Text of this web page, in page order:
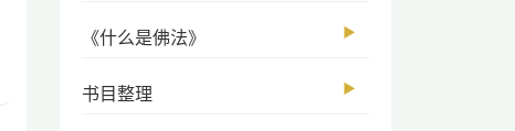
《什么是佛法》 ▶
书目整理 ▶